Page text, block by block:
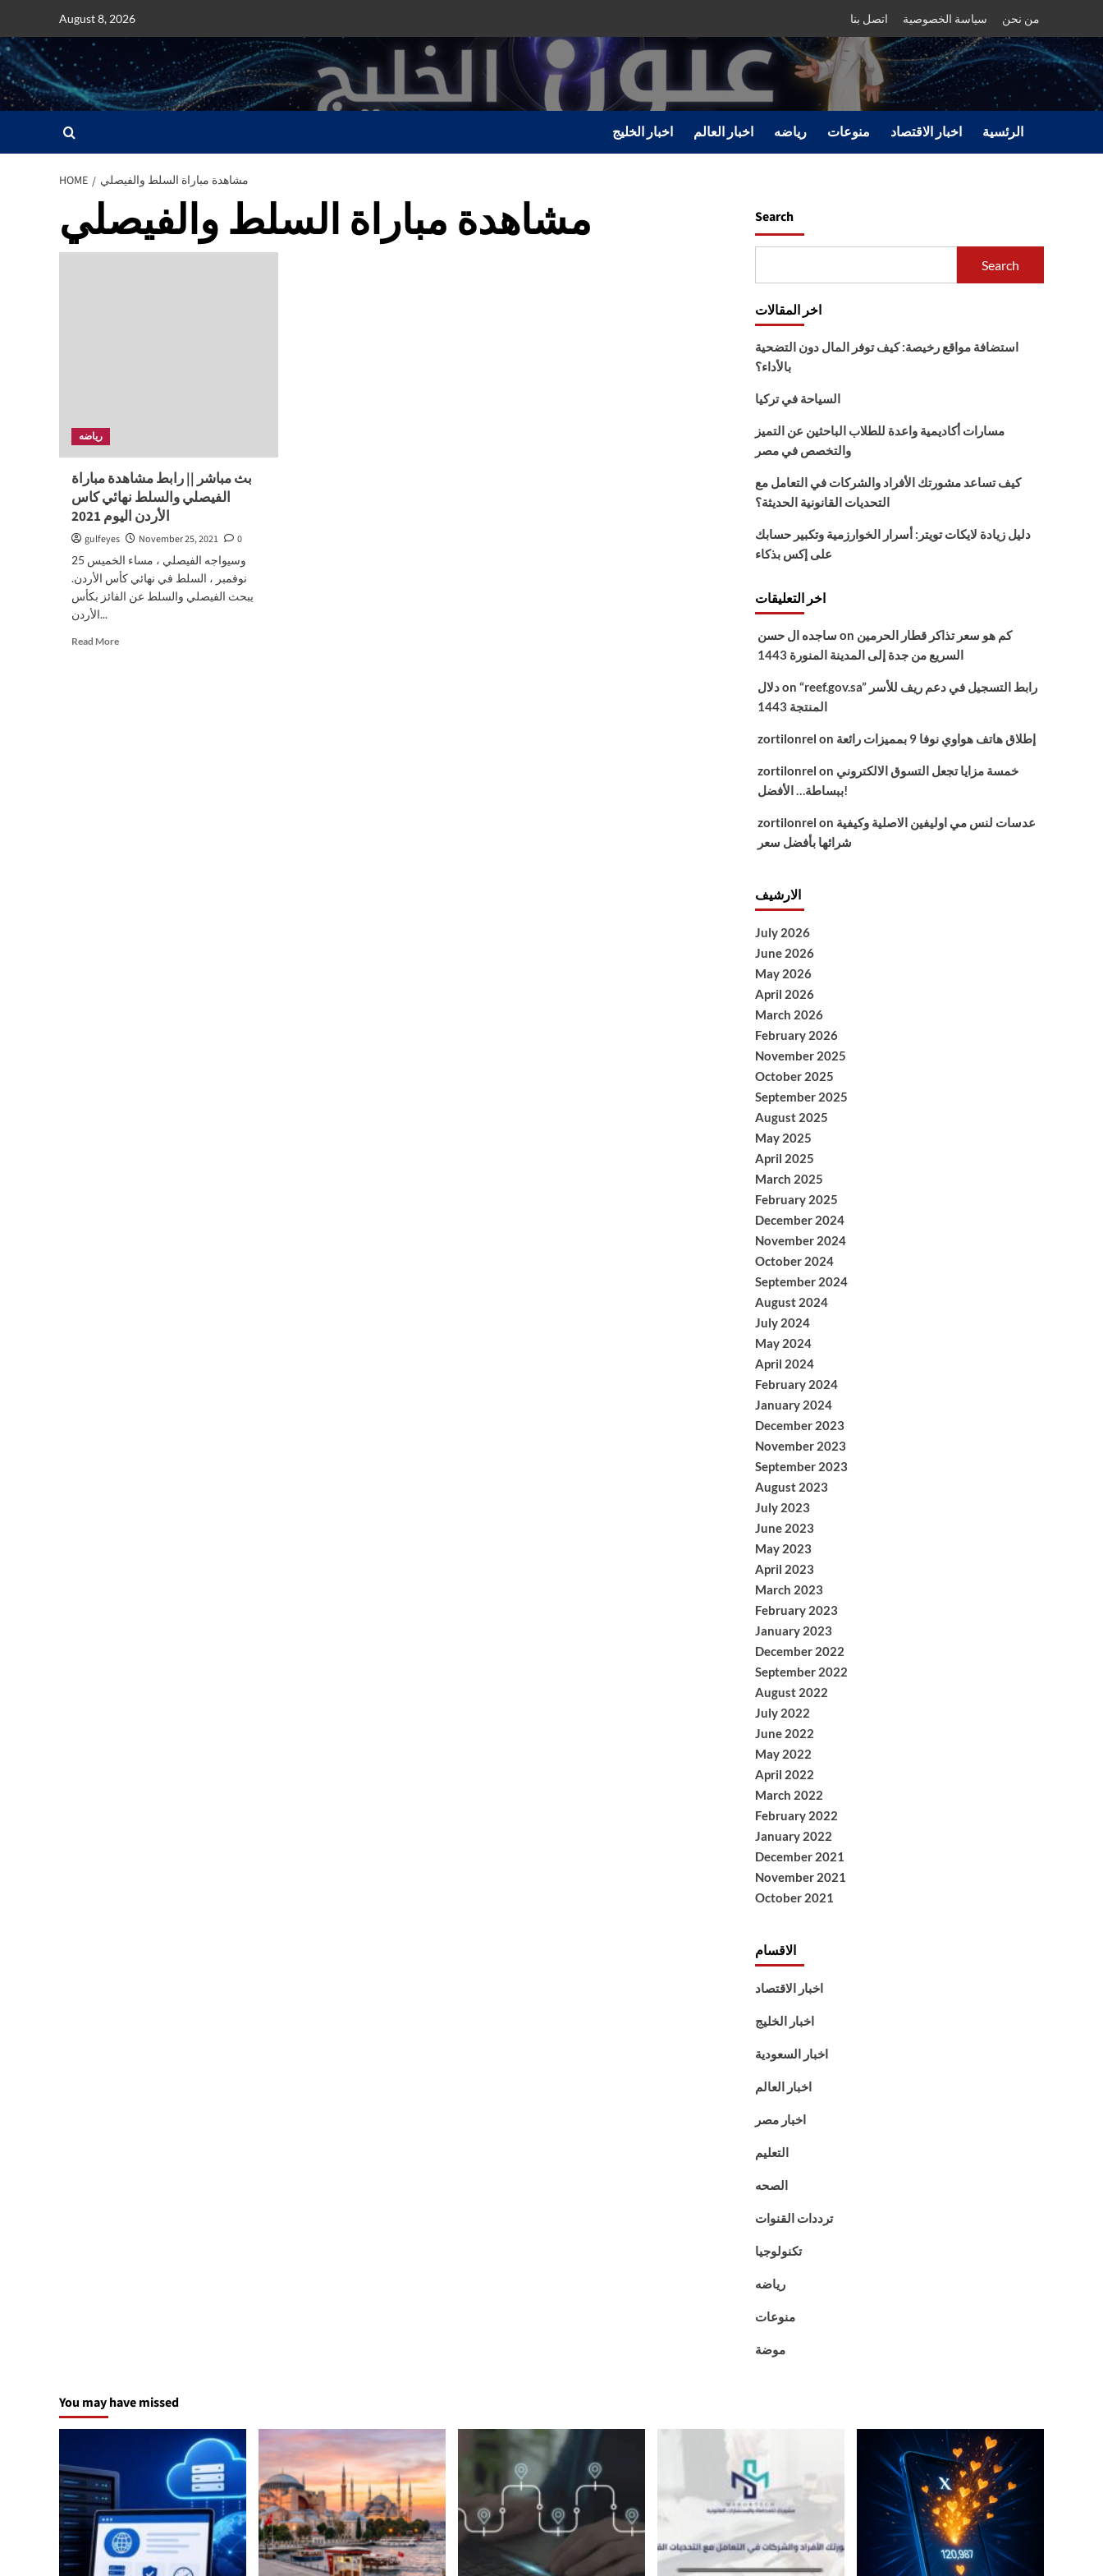
content
August 8, 2026 اتصل بنا سياسة الخصوصية من نحن
اخبار الخليج اخبار العالم رياضه منوعات اخبار الاقتصاد الرئسية
HOME مشاهدة مباراة السلط والفيصلي
مشاهدة مباراة السلط والفيصلي
رياضه
بث مباشر || رابط مشاهدة مباراة
الفيصلي والسلط نهائي كاس
الأردن اليوم 2021
gulfeyes November 25, 2021
0
وسيواجه الفيصلي ، مساء الخميس 25
نوفمبر ، السلط في نهائي كأس الأردن.
يبحث الفيصلي والسلط عن الفائز بكأس
الأردن...
Read MoreRead
Search
Search
اخر المقالات
استضافة مواقع رخيصة: كيف توفر المال دون التضحية
بالأداء؟
السياحة في تركيا
مسارات أكاديمية واعدة للطلاب الباحثين عن التميز
والتخصص في مصر
كيف تساعد مشورتك الأفراد والشركات في التعامل مع
التحديات القانونية الحديثة؟
دليل زيادة لايكات تويتر: أسرار الخوارزمية وتكبير حسابك
على إكس بذكاء
اخر التعليقات
ساجده ال حسن on كم هو سعر تذاكر قطار الحرمين
السريع من جدة إلى المدينة المنورة 1443
دلالon “reef.gov.sa” رابط التسجيل في دعم ريف للأسر
المنتجة 1443
zortilonrel on إطلاق هاتف هواوي نوفا 9 بمميزات رائعة
zortilonrel on خمسة مزايا تجعل التسوق الالكتروني
ببساطة… الأفضل!
zortilonrel on عدسات لنس مي اوليفين الاصلية وكيفية
شرائها بأفضل سعر
الارشيف
July 2026
June 2026
May 2026
April 2026
March 2026
February 2026
November 2025
October 2025
September 2025
August 2025
May 2025
April 2025
March 2025
February 2025
December 2024
November 2024
October 2024
September 2024
August 2024
July 2024
May 2024
April 2024
February 2024
January 2024
December 2023
November 2023
September 2023
August 2023
July 2023
June 2023
May 2023
April 2023
March 2023
February 2023
January 2023
December 2022
September 2022
August 2022
July 2022
June 2022
May 2022
April 2022
March 2022
February 2022
January 2022
December 2021
November 2021
October 2021
الاقسام
اخبار الاقتصاد
اخبار الخليج
اخبار السعودية
اخبار العالم
اخبار مصر
التعليم
الصحه
ترددات القنوات
تكنولوجيا
رياضه
منوعات
موضة
You may have missed